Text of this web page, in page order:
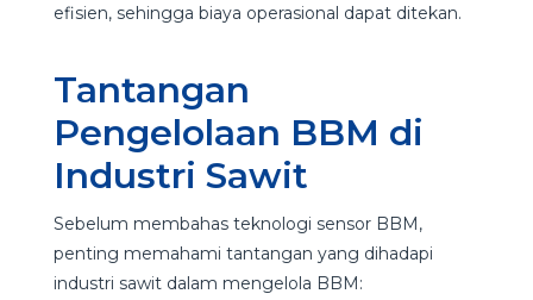
efisien, sehingga biaya operasional dapat ditekan.
Tantangan
Pengelolaan BBM di
Industri Sawit
Sebelum membahas teknologi sensor BBM,
penting memahami tantangan yang dihadapi
industri sawit dalam mengelola BBM: